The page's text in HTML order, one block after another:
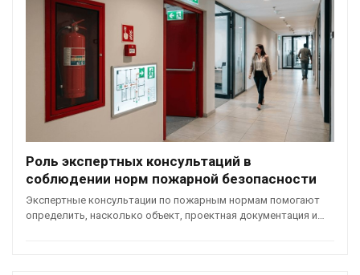
Роль экспертных консультаций в
соблюдении норм пожарной безопасности
Экспертные консультации по пожарным нормам помогают
определить, насколько объект, проектная документация и…